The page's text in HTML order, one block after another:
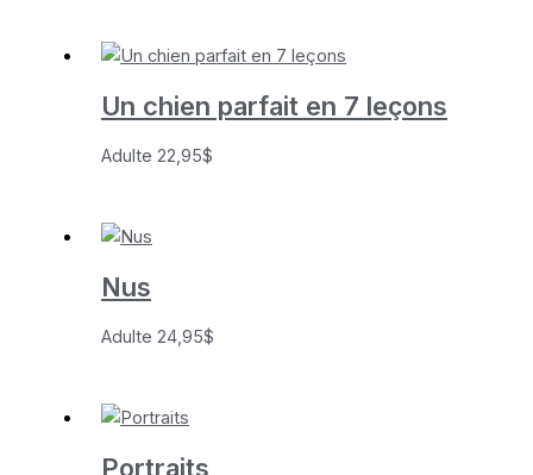
Un chien parfait en 7 leçons
Adulte22,95$
Nus
Adulte24,95$
Portraits